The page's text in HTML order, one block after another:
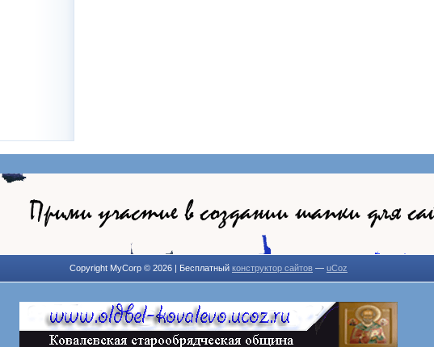
Copyright MyCorp © 2026 | Бесплатный конструктор сайтов — uCoz